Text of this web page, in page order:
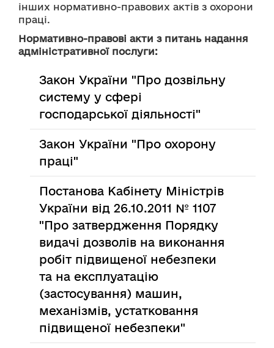
інших нормативно-правових актів з охорони
праці.
Нормативно-правові акти з питань надання
адміністративної послуги:
Закон України "Про дозвільну
систему у сфері
господарської діяльності"
Закон України "Про охорону
праці"
Постанова Кабінету Міністрів
України від 26.10.2011 № 1107
"Про затвердження Порядку
видачі дозволів на виконання
робіт підвищеної небезпеки
та на експлуатацію
(застосування) машин,
механізмів, устатковання
підвищеної небезпеки"